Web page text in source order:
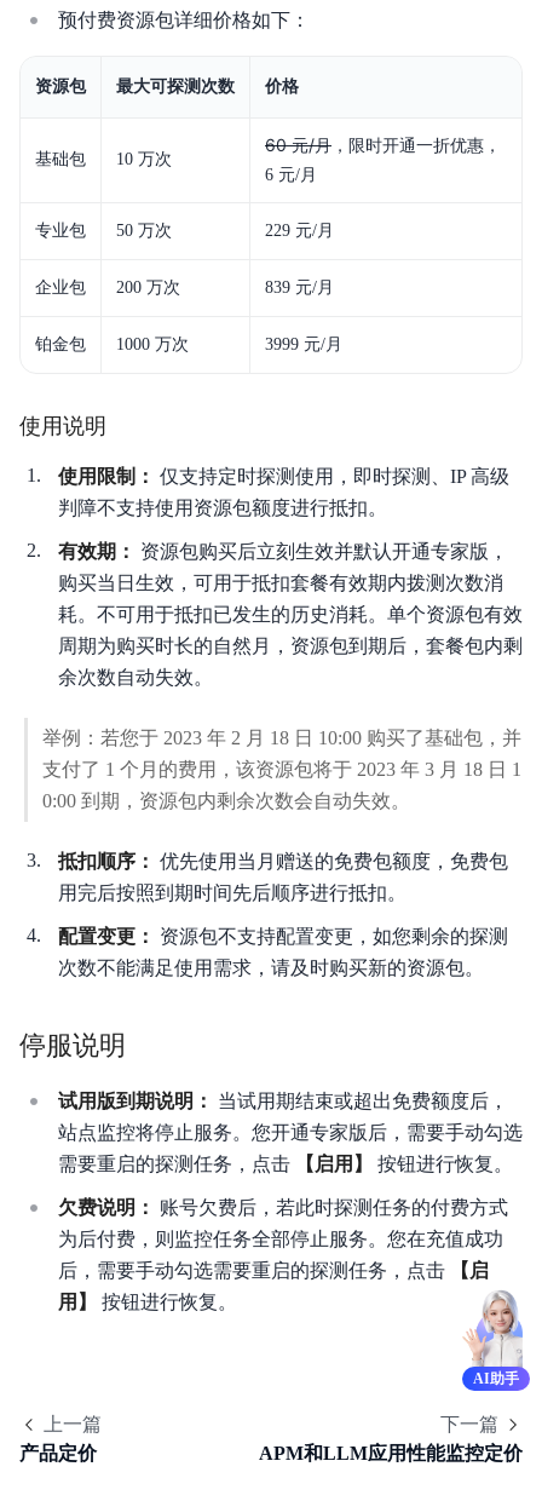
预付费资源包详细价格如下：
资源包 最大可探测次数 价格
基础包 10 万次
60 元/月 ，限时开通一折优惠，
6 元/月
专业包 50 万次 229 元/月
企业包 200 万次 839 元/月
铂金包 1000 万次 3999 元/月
使用说明
使用限制： 仅支持定时探测使用，即时探测、IP 高级
判障不支持使用资源包额度进行抵扣。
有效期：
资源包购买后立刻生效并默认开通专家版，
购买当日生效，可用于抵扣套餐有效期内拨测次数消
耗。不可用于抵扣已发生的历史消耗。单个资源包有效
周期为购买时长的自然月，资源包到期后，套餐包内剩
余次数自动失效。
举例：若您于 2023 年 2 月 18 日 10:00 购买了基础包，并
支付了 1 个月的费用，该资源包将于 2023 年 3 月 18 日 1
0:00 到期，资源包内剩余次数会自动失效。
抵扣顺序： 优先使用当月赠送的免费包额度，免费包
用完后按照到期时间先后顺序进行抵扣。
配置变更：
资源包不支持配置变更，如您剩余的探测
次数不能满足使用需求，请及时购买新的资源包。
停服说明
试用版到期说明：
当试用期结束或超出免费额度后，
站点监控将停止服务。您开通专家版后，需要手动勾选
需要重启的探测任务，点击
【启用】 按钮进行恢复。
欠费说明：
账号欠费后，若此时探测任务的付费方式
为后付费，则监控任务全部停止服务。您在充值成功
后，需要手动勾选需要重启的探测任务，点击
【启
用】
按钮进行恢复。
上一篇
产品定价
下一篇
APM和LLM应用性能监控定价
AI助手